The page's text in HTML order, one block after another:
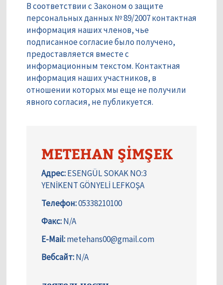
В соответствии с Законом о защите
персональных данных № 89/2007 контактная
информация наших членов, чье
подписанное согласие было получено,
предоставляется вместе с
информационным текстом. Контактная
информация наших участников, в
отношении которых мы еще не получили
явного согласия, не публикуется.
METEHAN ŞİMŞEK
Адрес:ESENGÜL SOKAK NO:3
YENİKENT GÖNYELİ LEFKOŞA
Телефон:05338210100
Факс:N/A
E-Mail:metehans00@gmail.com
Вебсайт:N/A